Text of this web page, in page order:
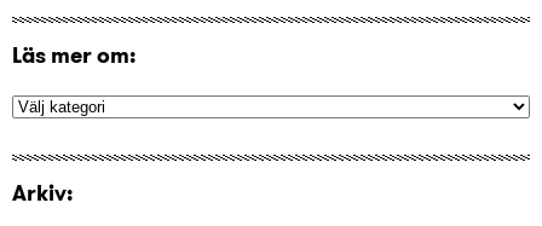
Läs mer om:
Arkiv: